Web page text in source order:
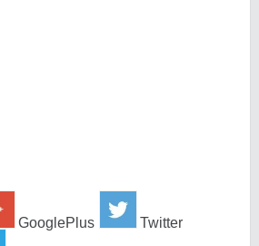
GooglePlus Twitter